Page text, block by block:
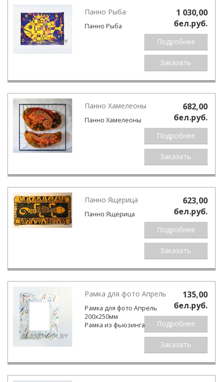
Панно Рыба
Панно Рыба
1 030,00
бел.pуб.
Подробнее
Заказать
Панно Хамелеоны
Панно Хамелеоны
682,00
бел.pуб.
Подробнее
Заказать
Панно Ящерица
Панно Ящерица
623,00
бел.pуб.
Подробнее
Заказать
Рамка для фото Апрель
Рамка для фото Апрель
200х250мм
Рамка из фьюзинга.
135,00
бел.pуб.
Подробнее
Заказать